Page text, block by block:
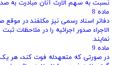
نسبت به سهم‌ الارث آنان مبادرت به
ماده 8
دفاتر اسناد رسمی نیز مکلفند در موقع
الاجراء صدور اجرائیه را در ملاحظات
نمایند.
ماده 9
در صورتی که متعهدله فوت کند، هر یک